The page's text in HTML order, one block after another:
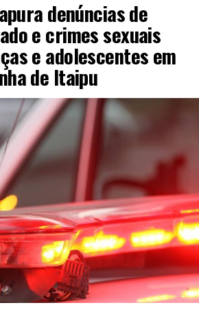
denúncias de
e crimes sexuais
e adolescentes em
de Itaipu